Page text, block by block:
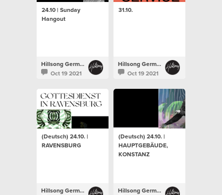
24.10 | Sunday
Hangout
Hillsong Germany
Oct 19 2021
31.10.
Hillsong Germany
Oct 19 2021
(Deutsch) 24.10. |
RAVENSBURG
Hillsong Germany
(Deutsch) 24.10. |
HAUPTGEBÄUDE,
KONSTANZ
Hillsong Germany